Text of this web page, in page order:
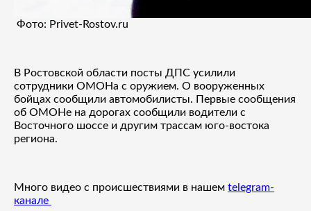
Фото: Privet-Rostov.ru
В Ростовской области посты ДПС усилили
сотрудники ОМОНа с оружием. О вооруженных
бойцах сообщили автомобилисты. Первые сообщения
об ОМОНе на дорогах сообщили водители с
Восточного шоссе и другим трассам юго-востока
региона.
Много видео с происшествиями в нашем telegram-
канале